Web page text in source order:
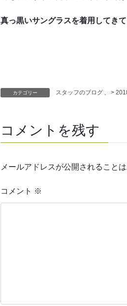
真っ黒いサングラスを着用してきて
カテゴリー スタッフのブログ 、 >
コメントを残す
メールアドレスが公開されることは
コメント ※